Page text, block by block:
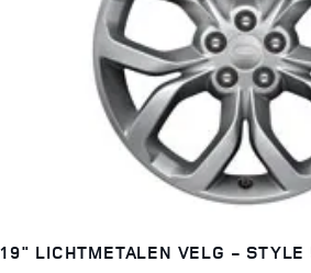
19" LICHTMETALEN VELG - STYLE